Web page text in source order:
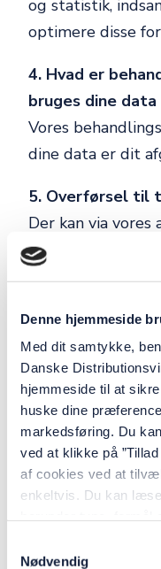
Denne hjemmeside
Med dit samtykke,
Danske
hjemmeside til at
huske dine
markedsføring. Du
ved at klikke på
af cookies ved at
enkeltvis. Du kan
behandling af dine
Nødvendig
og statistik,
optimere disse
4. Hvad er
bruges dine data
Vores
dine data er dit
5. Overførsel til
Der kan via vores
overførsel af
som ikke er et
gyldigt grundlag
6. Sletning
Data om din
hjemmeside
relevant for sit
se specifikke